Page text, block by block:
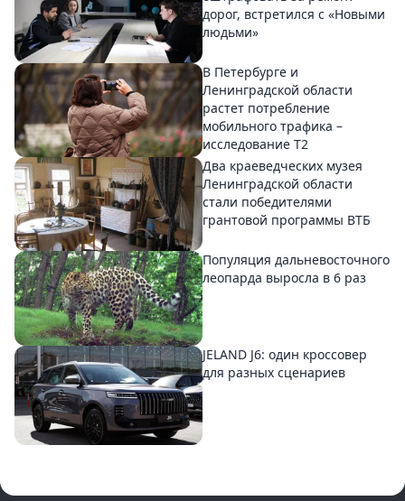
дорог, встретился с «Новыми
людьми»
В Петербурге и
Ленинградской области
растет потребление
мобильного трафика –
исследование T2
Два краеведческих музея
Ленинградской области
стали победителями
грантовой программы ВТБ
Популяция дальневосточного
леопарда выросла в 6 раз
JELAND J6: один кроссовер
для разных сценариев